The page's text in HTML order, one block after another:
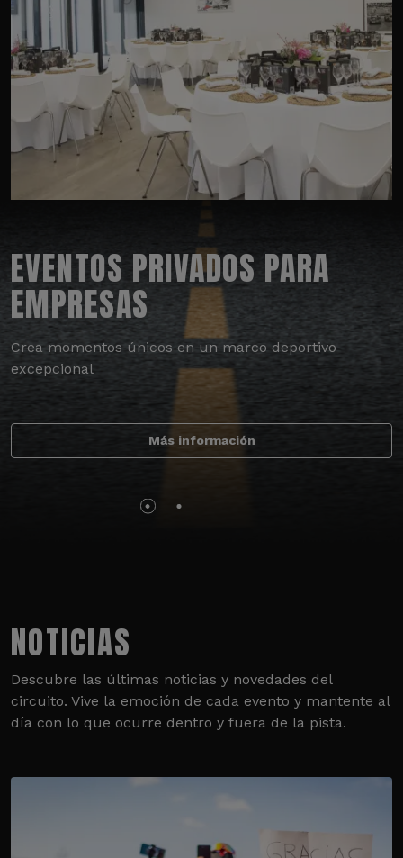
EVENTOS PRIVADOS PARA
EMPRESAS
Crea momentos únicos en un marco deportivo
excepcional
Más información
NOTICIAS
Descubre las últimas noticias y novedades del
circuito. Vive la emoción de cada evento y mantente al
día con lo que ocurre dentro y fuera de la pista.